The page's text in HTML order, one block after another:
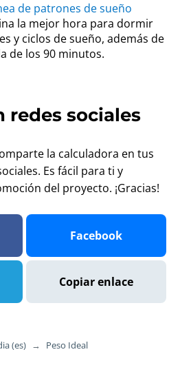
de patrones de sueño
la mejor hora para dormir
y ciclos de sueño, además de
de los 90 minutos.
redes sociales
la calculadora en tus
Es fácil para ti y
del proyecto. ¡Gracias!
Facebook
Copiar enlace
(es) → Peso Ideal